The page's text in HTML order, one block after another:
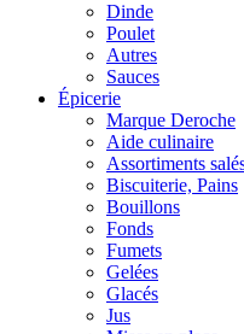
Dinde
Poulet
Autres
Sauces
Épicerie
Marque Deroche
Aide culinaire
Assortiments
Biscuiterie, Pains
Bouillons
Fonds
Fumets
Gelées
Glacés
Jus